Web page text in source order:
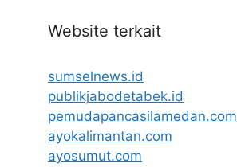
Website terkait
sumselnews.id
publikjabodetabek.id
pemudapancasilamedan.com
ayokalimantan.com
ayosumut.com